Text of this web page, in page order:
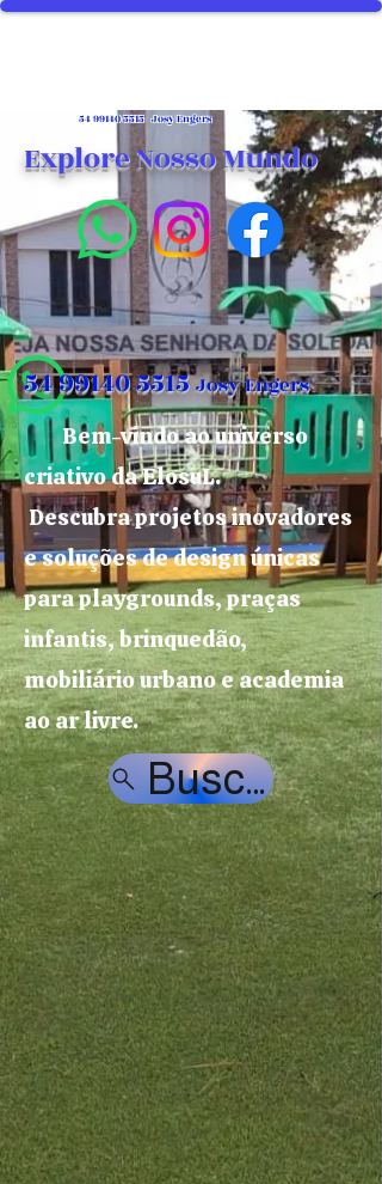
54 99140 5515Josy Engers
Explore Nosso Mundo
54 99140 5515 Josy Engers
Bem-vindo ao universo
criativo da ElosuL.
Descubra projetos inovadores
e soluções de design únicas
para playgrounds, praças
infantis, brinquedão,
mobiliário urbano e academia
ao ar livre.
Buscar